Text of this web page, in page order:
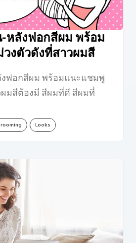
หลังฟอกสีผม พร้อม
งตัวดังที่สาวผมสี
ฟอกสีผม พร้อมแนะแชมพู
มสีต้องมี สีผมที่ดี สีผมที่
Looks